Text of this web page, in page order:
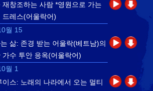
재창조하는 사람 *영원으로 가는
드레스(어울락어)
월 15
삶: 존경 받는 어울락(베트남)의
가수 투안 응옥(어울락어)
월 1
이스: 노래의 나라에서 오는 멀티